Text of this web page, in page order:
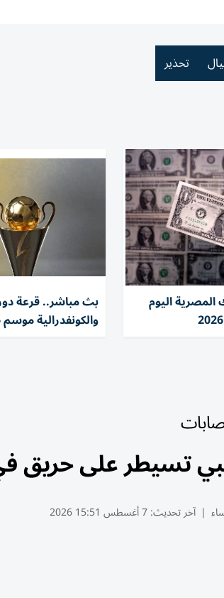
تحذير
المصرية اليوم بث مباشر.. قرعة
والكونفدرالية موسم 2026-2027
تسيطر على حريق
| آخر تحديث:7 أغسطس 15:51 2026